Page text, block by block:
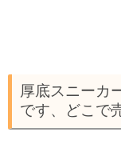
厚底スニーカ
です、どこで